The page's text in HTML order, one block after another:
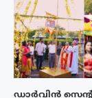
ഡാർവിൻ